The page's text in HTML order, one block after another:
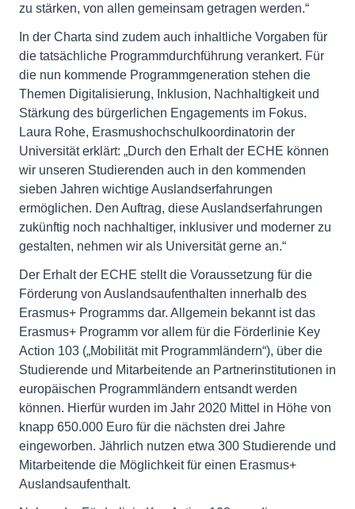
zu stärken, von allen gemeinsam getragen werden.“
In der Charta sind zudem auch inhaltliche Vorgaben für
die tatsächliche Programmdurchführung verankert. Für
die nun kommende Programmgeneration stehen die
Themen Digitalisierung, Inklusion, Nachhaltigkeit und
Stärkung des bürgerlichen Engagements im Fokus.
Laura Rohe, Erasmushochschulkoordinatorin der
Universität erklärt: „Durch den Erhalt der ECHE können
wir unseren Studierenden auch in den kommenden
sieben Jahren wichtige Auslandserfahrungen
ermöglichen. Den Auftrag, diese Auslandserfahrungen
zukünftig noch nachhaltiger, inklusiver und moderner zu
gestalten, nehmen wir als Universität gerne an.“
Der Erhalt der ECHE stellt die Voraussetzung für die
Förderung von Auslandsaufenthalten innerhalb des
Erasmus+ Programms dar. Allgemein bekannt ist das
Erasmus+ Programm vor allem für die Förderlinie Key
Action 103 („Mobilität mit Programmländern“), über die
Studierende und Mitarbeitende an Partnerinstitutionen in
europäischen Programmländern entsandt werden
können. Hierfür wurden im Jahr 2020 Mittel in Höhe von
knapp 650.000 Euro für die nächsten drei Jahre
eingeworben. Jährlich nutzen etwa 300 Studierende und
Mitarbeitende die Möglichkeit für einen Erasmus+
Auslandsaufenthalt.